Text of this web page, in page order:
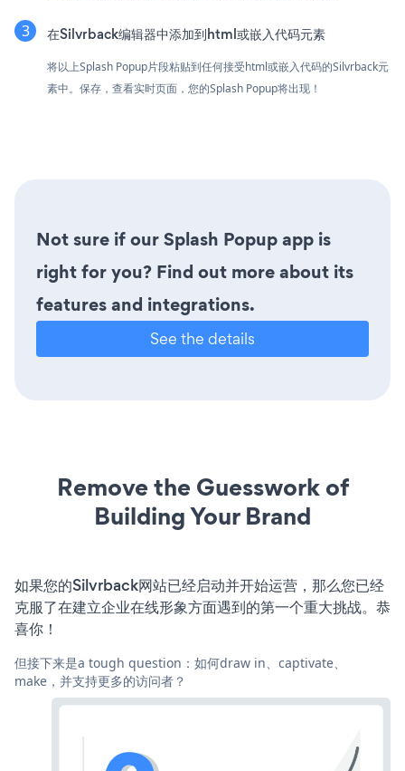
在Silvrback编辑器中添加到html或嵌入代码元素
将以上Splash Popup片段粘贴到任何接受html或嵌入代码的Silvrback元
素中。保存，查看实时页面，您的Splash Popup将出现！
Not sure if our Splash Popup app is
right for you? Find out more about its
features and integrations.
See the details
Remove the Guesswork of
Building Your Brand
如果您的Silvrback网站已经启动并开始运营，那么您已经
克服了在建立企业在线形象方面遇到的第一个重大挑战。恭
喜你！
但接下来是a tough question：如何draw in、captivate、
make，并支持更多的访问者？